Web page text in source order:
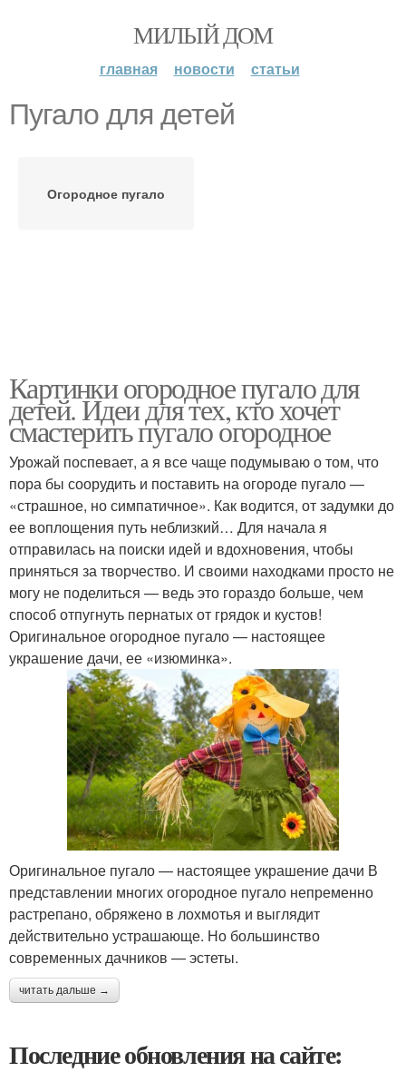
МИЛЫЙ ДОМ
главная новости статьи
Пугало для детей
Огородное пугало
Картинки огородное пугало для
детей. Идеи для тех, кто хочет
смастерить пугало огородное
Урожай поспевает, а я все чаще подумываю о том, что
пора бы соорудить и поставить на огороде пугало —
«страшное, но симпатичное». Как водится, от задумки до
ее воплощения путь неблизкий… Для начала я
отправилась на поиски идей и вдохновения, чтобы
приняться за творчество. И своими находками просто не
могу не поделиться — ведь это гораздо больше, чем
способ отпугнуть пернатых от грядок и кустов!
Оригинальное огородное пугало — настоящее
украшение дачи, ее «изюминка».
Оригинальное пугало — настоящее украшение дачи В
представлении многих огородное пугало непременно
растрепано, обряжено в лохмотья и выглядит
действительно устрашающе. Но большинство
современных дачников — эстеты.
читать дальше →
Последние обновления на сайте: